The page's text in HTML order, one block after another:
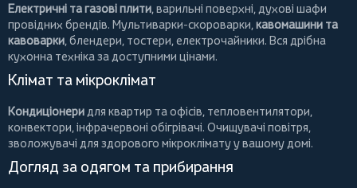
Електричні та газові плити, варильні поверхні, духові шафи
провідних брендів. Мультиварки-скороварки,кавомашини та
кавоварки,блендери, тостери,електрочайники. Вся дрібна
кухонна техніка за доступними цінами.
Клімат та мікроклімат
Кондиціонеридля квартир та офісів, тепловентилятори,
конвектори,інфрачервоні обігрівачі. Очищувачі повітря,
зволожувачі для здорового мікроклімату у вашому домі.
Догляд за одягом та прибирання